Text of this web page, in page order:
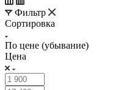
Фильтр
Сортировка
По цене (убывание)
Цена